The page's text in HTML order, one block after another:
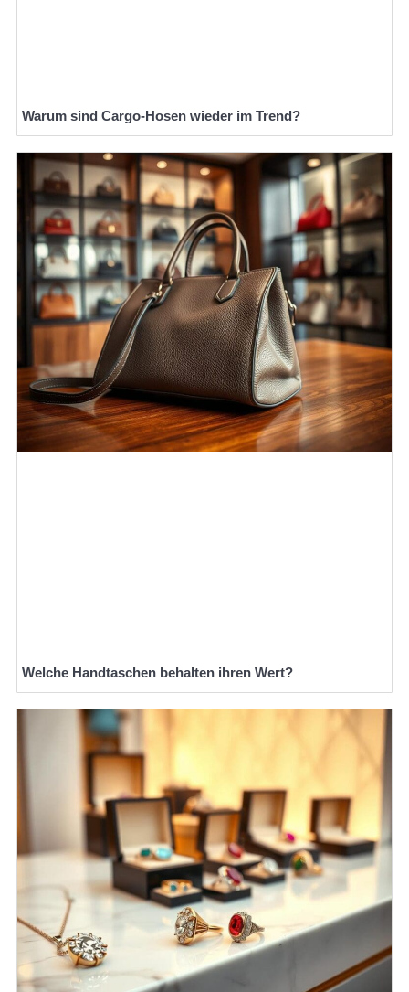
Warum sind Cargo-Hosen wieder im Trend?
Welche Handtaschen behalten ihren Wert?